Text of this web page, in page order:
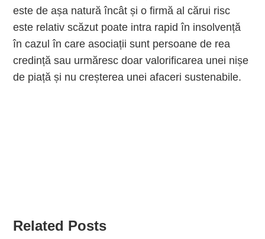
este de așa natură încât și o firmă al cărui risc
este relativ scăzut poate intra rapid în insolvență
în cazul în care asociații sunt persoane de rea
credință sau urmăresc doar valorificarea unei nișe
de piață și nu creșterea unei afaceri sustenabile.
Related Posts